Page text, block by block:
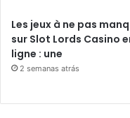
Les jeux à ne pas
sur Slot Lords Casino
ligne : une
2 semanas atrás